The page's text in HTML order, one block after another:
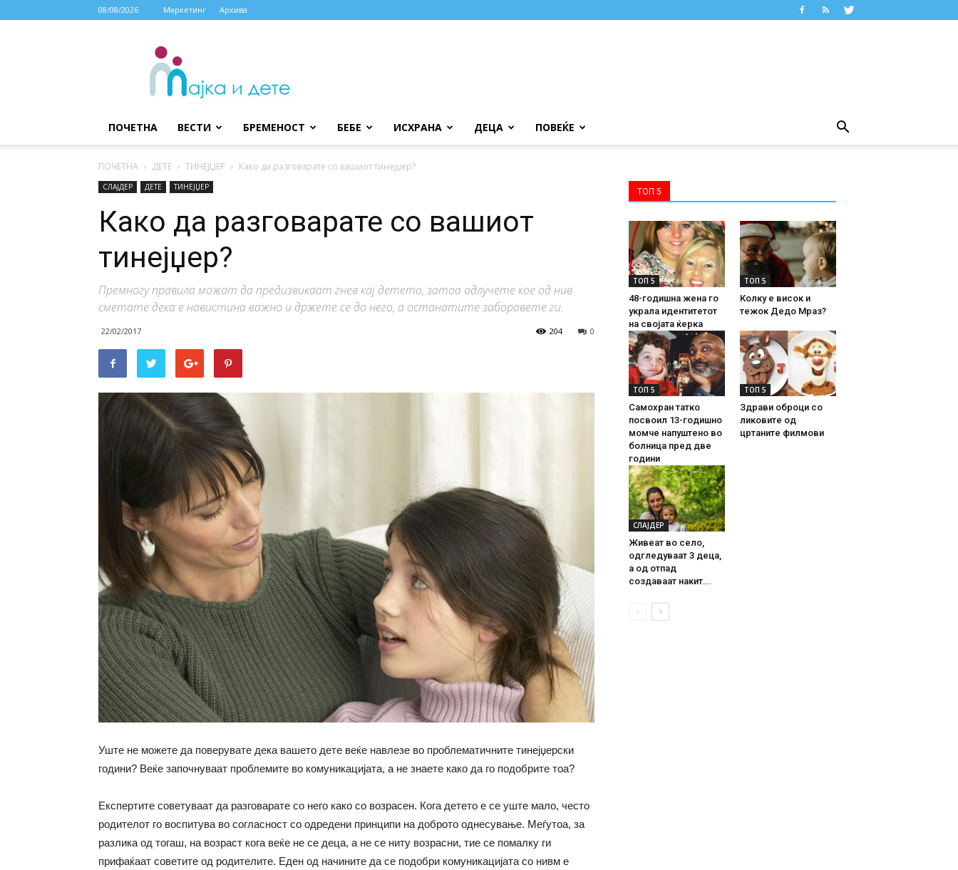
08/08/2026 Маркетинг Архива
МАЈКА
ДЕТЕ
ПОЧЕТНА ВЕСТИ БРЕМЕНОСТ БЕБЕ ИСХРАНА ДЕЦА ПОВЕЌЕ
ПОЧЕТНА ДЕТЕ ТИНЕЈЏЕР Како да разговарате со вашиот тинејџер?
СЛАЈДЕР ДЕТЕ ТИНЕЈЏЕР
Како да разговарате со вашиот
тинејџер?
Премногу правила можат да предизвикаат гнев кај детето, затоа одлучете кое од нив
сметате дека е навистина важно и држете се до него, а останатите заборавете ги.
22/02/2017 0
204
Уште не можете да поверувате дека вашето дете веќе навлезе во проблематичните тинејџерски
години? Веќе започнуваат проблемите во комуникацијата, а не знаете како да го подобрите тоа?
Експертите советуваат да разговарате со него како со возрасен. Кога детето е се уште мало, често
родителот го воспитува во согласност со одредени принципи на доброто однесување. Меѓутоа, за
разлика од тогаш, на возраст кога веќе не се деца, а не се ниту возрасни, тие се помалку ги
прифаќаат советите од родителите. Еден од начините да се подобри комуникацијата со нивм е
ТОП 5
ТОП 5
48-годишна жена го
украла идентитетот
на својата ќерка
ТОП 5
Колку е висок и
тежок Дедо Мраз?
ТОП 5
Самохран татко
посвоил 13-годишно
момче напуштено во
болница пред две
години
ТОП 5
Здрави оброци со
ликовите од
цртаните филмови
СЛАЈДЕР
Живеат во село,
одгледуваат 3 деца,
а од отпад
создаваат накит...